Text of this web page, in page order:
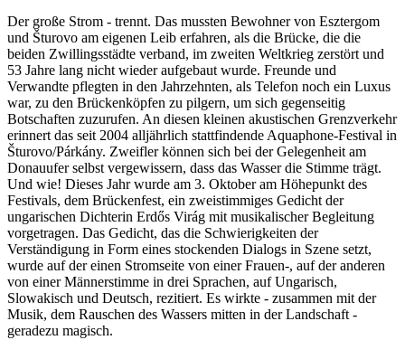
Der große Strom - trennt. Das mussten Bewohner von Esztergom
und Šturovo am eigenen Leib erfahren, als die Brücke, die die
beiden Zwillingsstädte verband, im zweiten Weltkrieg zerstört und
53 Jahre lang nicht wieder aufgebaut wurde. Freunde und
Verwandte pflegten in den Jahrzehnten, als Telefon noch ein Luxus
war, zu den Brückenköpfen zu pilgern, um sich gegenseitig
Botschaften zuzurufen. An diesen kleinen akustischen Grenzverkehr
erinnert das seit 2004 alljährlich stattfindende Aquaphone-Festival in
Šturovo/Párkány. Zweifler können sich bei der Gelegenheit am
Donauufer selbst vergewissern, dass das Wasser die Stimme trägt.
Und wie! Dieses Jahr wurde am 3. Oktober am Höhepunkt des
Festivals, dem Brückenfest, ein zweistimmiges Gedicht der
ungarischen Dichterin Erdős Virág mit musikalischer Begleitung
vorgetragen. Das Gedicht, das die Schwierigkeiten der
Verständigung in Form eines stockenden Dialogs in Szene setzt,
wurde auf der einen Stromseite von einer Frauen-, auf der anderen
von einer Männerstimme in drei Sprachen, auf Ungarisch,
Slowakisch und Deutsch, rezitiert. Es wirkte - zusammen mit der
Musik, dem Rauschen des Wassers mitten in der Landschaft -
geradezu magisch.